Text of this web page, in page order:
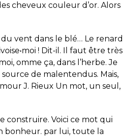
cheveux couleur d’or. Alors
vent dans le blé… Le renard
! Dit-il. Il faut être très
omme ça, dans l’herbe. Je
de malentendus. Mais,
J. Rieux Un mot, un seul,
construire. Voici ce mot qui
bonheur. par lui, toute la